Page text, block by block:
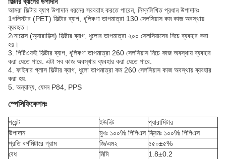
আমরা ফিল্টার ব্যাগ উপাদান ধরনের সরবরাহ করতে পারেন, নিম্নলিখিত প্রধান উপাদানঃ
1পলিস্টার (PET) ফিল্টার ব্যাগ, ধূলিকণা তাপমাত্রা 130 সেলসিয়াস কম কাজ অবস্থায়
ব্যবহৃত।
2নোমেক্স (অ্যারামিক্স) ফিল্টার ব্যাগ, ধুলোর তাপমাত্রা ২০০ সেলসিয়াসের নিচে ব্যবহার করা
হয়।
3. পিটিএফই ফিল্টার ব্যাগ, ধূলিকণা তাপমাত্রা 260 সেলসিয়াস নিচে কাজ অবস্থায় ব্যবহার
করা যেতে পারে. এটা সব কাজ অবস্থার ব্যবহার করা যেতে পারে.
4. ফাইবার গ্লাস ফিল্টার ব্যাগ, ধুলো তাপমাত্রা কম 260 সেলসিয়াস কাজ অবস্থায় ব্যবহার
করা হয়.
5. অন্যান্য, যেমন P84, PPS
স্পেসিফিকেশনঃ
পয়েন্ট ইউনিট
প্যারামিটার
উপাদান
মুখঃ ১০০% পিপিএস স্ক্রিমঃ ১০০% পিপিএস
প্রতি বর্গমিটারে গ্রাম
জি/এম২
৫৫০±৫%
বেধ
মিমি
1.8±0.2